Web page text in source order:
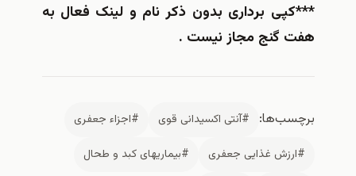
***کپی برداری بدون ذکر نام و لینک فعال به
هفت گنج مجاز نیست .
برچسب‌ها: #آنتی اکسیدانی قوی
#اجزاء جعفری
#ارزش غذایی جعفری
#بیماری‎های كبد و طحال